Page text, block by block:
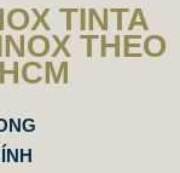
TINTA
THEO